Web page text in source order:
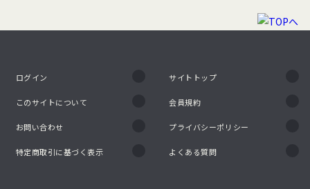
ログイン サイトトップ
このサイトについて 会員規約
お問い合わせ プライバシーポリシー
特定商取引に基づく表示 よくある質問